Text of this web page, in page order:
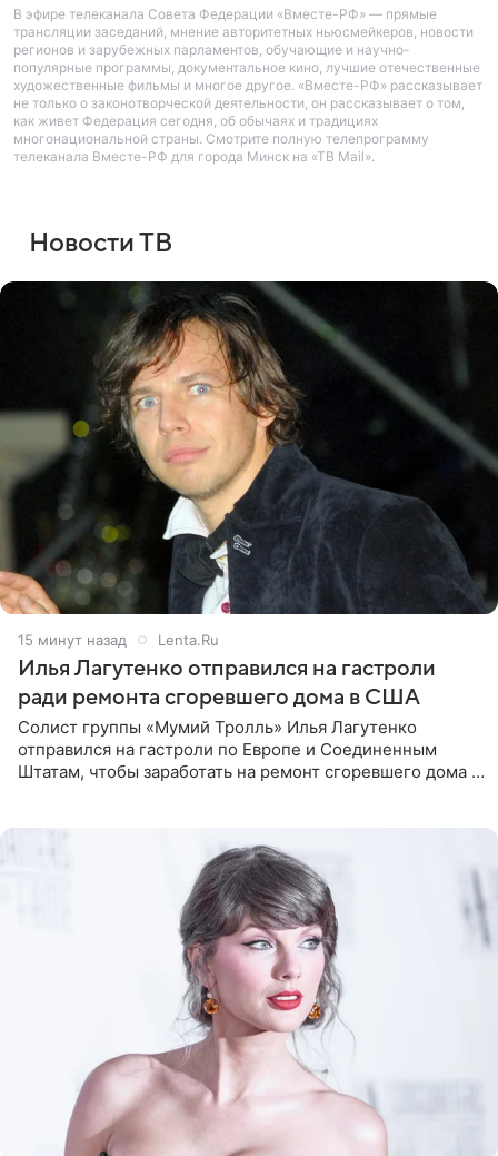
В эфире телеканала Совета Федерации «Вместе-РФ» — прямые
трансляции заседаний, мнение авторитетных ньюсмейкеров, новости
регионов и зарубежных парламентов, обучающие и научно-
популярные программы, документальное кино, лучшие отечественные
художественные фильмы и многое другое. «Вместе-РФ» рассказывает
не только о законотворческой деятельности, он рассказывает о том,
как живет Федерация сегодня, об обычаях и традициях
многонациональной страны. Смотрите полную телепрограмму
телеканала Вместе-РФ для города Минск на «ТВ Mail».
Новости ТВ
15 минут назад Lenta.Ru
Илья Лагутенко отправился на гастроли
ради ремонта сгоревшего дома в США
Солист группы «Мумий Тролль» Илья Лагутенко
отправился на гастроли по Европе и Соединенным
Штатам, чтобы заработать на ремонт сгоревшего дома в